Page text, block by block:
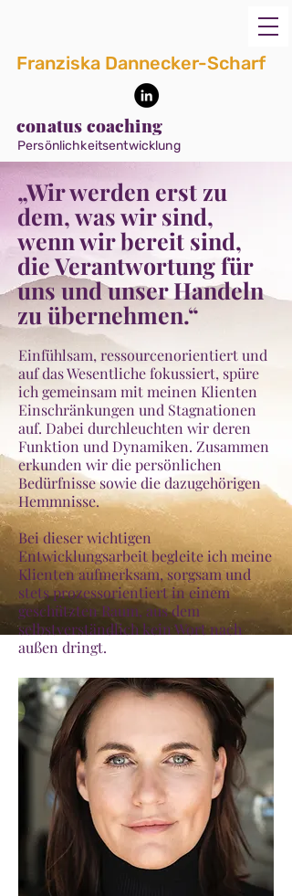
Persönlichkeitsentwicklung
Franziska Dannecker-Scharf
conatus coaching
„Wir werden erst zu
dem, was wir sind,
wenn wir bereit sind,
die Verantwortung für
uns und unser Handeln
zu übernehmen.“
Einfühlsam, ressourcenorientiert und
auf das Wesentliche fokussiert, spüre
ich gemeinsam mit meinen Klienten
Einschränkungen und Stagnationen
auf. Dabei durchleuchten wir deren
Funktion und Dynamiken. Zusammen
erkunden wir die persönlichen
Bedürfnisse sowie die dazugehörigen
Hemmnisse.
Bei dieser wichtigen
Entwicklungsarbeit begleite ich meine
Klienten aufmerksam, sorgsam und
stets prozessorientiert in einem
geschützten Raum, aus dem
selbstverständlich kein Wort nach
außen dringt.